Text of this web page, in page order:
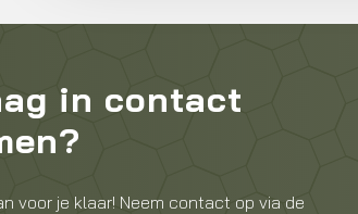
in contact
voor je klaar! Neem contact op via de